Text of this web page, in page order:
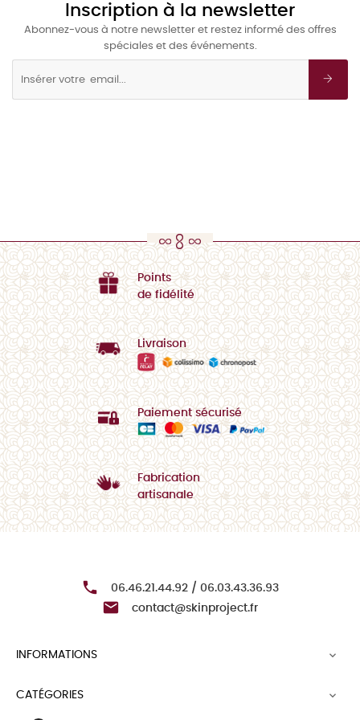
Inscription à la newsletter
Abonnez-vous à notre newsletter et restez informé des offres
spéciales et des événements.
Points
de fidélité
Livraison
Paiement sécurisé
Fabrication
artisanale
 06.46.21.44.92 / 06.03.43.36.93
 contact@skinproject.fr
INFORMATIONS 
CATÉGORIES 